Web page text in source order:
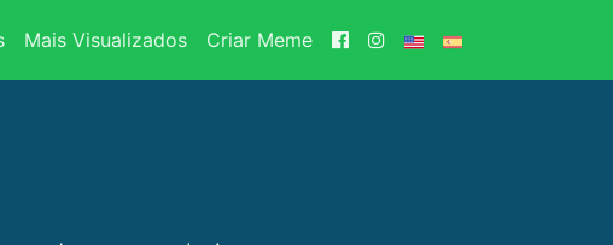
Mais Visualizados Criar Meme